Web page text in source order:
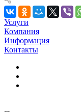
Услуги
Компания
Информация
Контакты